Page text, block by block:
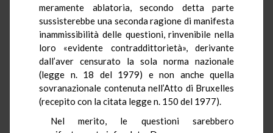
meramente ablatoria, secondo detta parte
sussisterebbe una seconda ragione di manifesta
inammissibilità delle questioni, rinvenibile nella
loro «evidente contraddittorietà», derivante
dall’aver censurato la sola norma nazionale
(legge n. 18 del 1979) e non anche quella
sovranazionale contenuta nell’Atto di Bruxelles
(recepito con la citata legge n. 150 del 1977).
Nel merito, le questioni sarebbero